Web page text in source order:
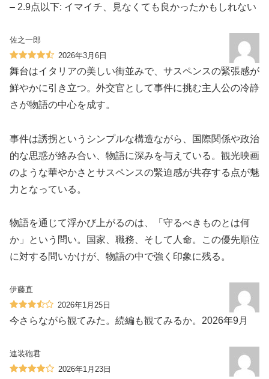
– 2.9点以下: イマイチ、見なくても良かったかもしれない
佐之一郎
2026年3月6日
舞台はイタリアの美しい街並みで、サスペンスの緊張感が
鮮やかに引き立つ。外交官として事件に挑む主人公の冷静
さが物語の中心を成す。
事件は誘拐というシンプルな構造ながら、国際関係や政治
的な思惑が絡み合い、物語に深みを与えている。観光映画
のような華やかさとサスペンスの緊迫感が共存する点が魅
力となっている。
物語を通じて浮かび上がるのは、「守るべきものとは何
か」という問い。国家、職務、そして人命。この優先順位
に対する問いかけが、物語の中で強く印象に残る。
伊藤直
2026年1月25日
今さらながら観てみた。続編も観てみるか。2026年9月
連装砲君
2026年1月23日